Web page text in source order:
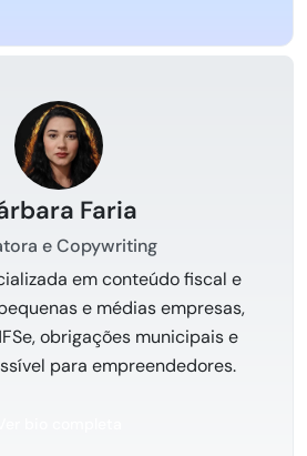
Faria
e Copywriting
em conteúdo fiscal e
e médias empresas,
obrigações municipais e
para empreendedores.